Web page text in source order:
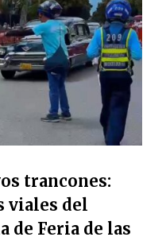
trancones:
viales del
de Feria de las